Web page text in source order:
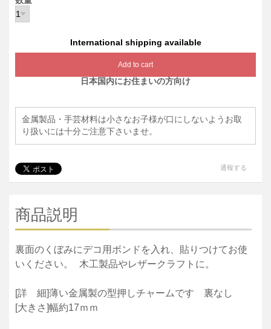
International shipping available
Add to cart
日本国内にお住まいの方向け
金属製品・手芸材料は小さなお子様が口にしないようお取
り扱いには十分ご注意下さいませ。
通報する
商品説明
裏面のくぼみにデコ用ボンドを入れ、貼りつけてお使
いください。 木工製品やレザークラフトに。
[詳 細]薄い金属製の型押しチャームです 裏なし
[大きさ]幅約17ｍｍ